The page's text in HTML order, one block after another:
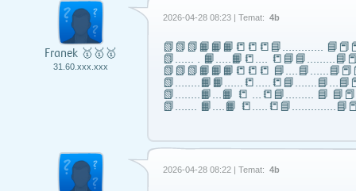
Franek 🥇🥇🥇
31.60.xxx.xxx
2026-04-28 08:23 | Temat: 4b
📗📗📗📙📙📙📒📒📒📘……..…..
📗...... . 📙…..📙📒….
📗📗📗📙📙📙📒📒📒
📗……..📙…📙 📒 …📒📘……... 📘
📗……. 📙….📙
2026-04-28 08:22 | Temat: 4b